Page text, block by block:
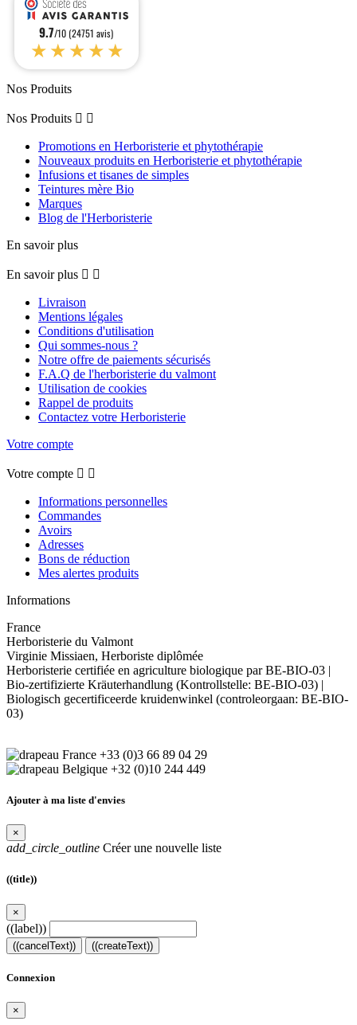
9.7/10 (24751 avis)
★★★★★
Nos Produits
Nos Produits  
Promotions en Herboristerie et phytothérapie
Nouveaux produits en Herboristerie et phytothérapie
Infusions et tisanes de simples
Teintures mère Bio
Marques
Blog de l'Herboristerie
En savoir plus
En savoir plus  
Livraison
Mentions légales
Conditions d'utilisation
Qui sommes-nous ?
Notre offre de paiements sécurisés
F.A.Q de l'herboristerie du valmont
Utilisation de cookies
Rappel de produits
Contactez votre Herboristerie
Votre compte
Votre compte  
Informations personnelles
Commandes
Avoirs
Adresses
Bons de réduction
Mes alertes produits
Informations
France
Herboristerie du Valmont
Virginie Missiaen, Herboriste diplômée
Herboristerie certifiée en agriculture biologique par BE-BIO-03 |
Bio-zertifizierte Kräuterhandlung (Kontrollstelle: BE-BIO-03) |
Biologisch gecertificeerde kruidenwinkel (controleorgaan: BE-BIO-
03)
+33 (0)3 66 89 04 29
+32 (0)10 244 449
Ajouter à ma liste d'envies
×
add_circle_outline Créer une nouvelle liste
((title))
×
((label))
((cancelText)) ((createText))
Connexion
×